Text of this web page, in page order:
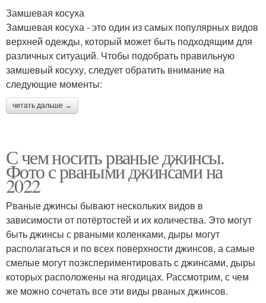
Замшевая косуха
Замшевая косуха - это один из самых популярных видов
верхней одежды, который может быть подходящим для
различных ситуаций. Чтобы подобрать правильную
замшевый косуху, следует обратить внимание на
следующие моменты:
читать дальше →
С чем носить рваные джинсы.
Фото с рваными джинсами на
2022
Рваные джинсы бывают нескольких видов в
зависимости от потёртостей и их количества. Это могут
быть джинсы с рваными коленками, дыры могут
располагаться и по всех поверхности джинсов, а самые
смелые могут поэкспериментировать с джинсами, дыры
которых расположены на ягодицах. Рассмотрим, с чем
же можно сочетать все эти виды рваных джинсов.